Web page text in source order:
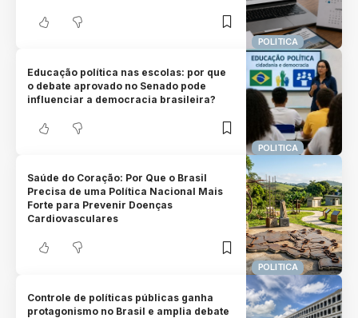
POLITICA
POLITICA
Educação política nas escolas: por que
o debate aprovado no Senado pode
influenciar a democracia brasileira?
POLITICA
Saúde do Coração: Por Que o Brasil
Precisa de uma Política Nacional Mais
Forte para Prevenir Doenças
Cardiovasculares
Controle de políticas públicas ganha
protagonismo no Brasil e amplia debate